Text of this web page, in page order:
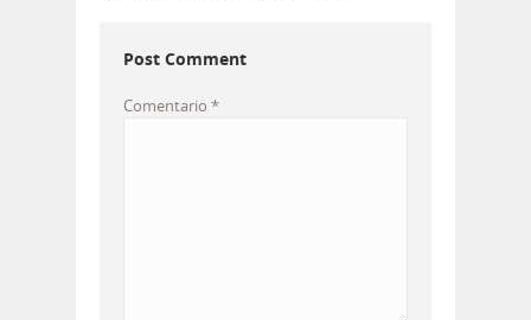
Post Comment
Comentario *